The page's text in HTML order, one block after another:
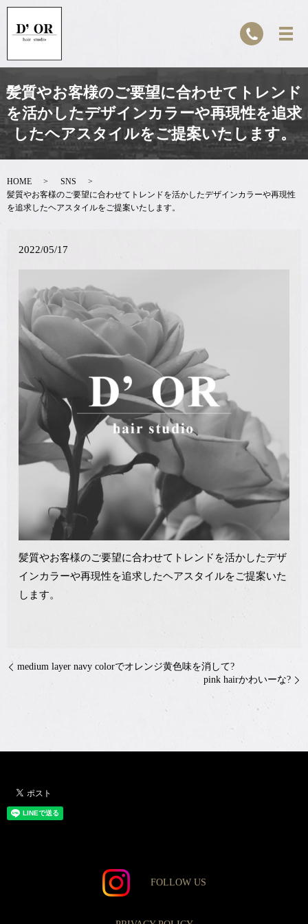
髪質やお客様のご要望に合わせてトレンド
を活かしたデザインカラーや再現性を追求
したヘアスタイルをご提案いたします。
HOME
SNS
髪質やお客様のご要望に合わせてトレンドを活かしたデザインカラーや再現性
を追求したヘアスタイルをご提案いたします。
2022/05/17
髪質やお客様のご要望に合わせてトレンドを活かしたデザ
インカラーや再現性を追求したヘアスタイルをご提案いた
します。
medium layer ︎navy colorでオレンジ黄色味を消して?
pink hairかわいーな?
FOLLOW US